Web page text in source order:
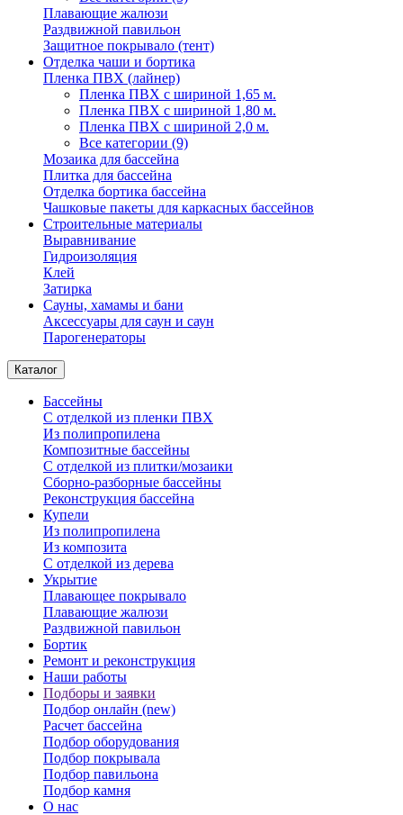
Плавающие жалюзи
Раздвижной павильон
Защитное покрывало (тент)
Отделка чаши и бортика
Пленка ПВХ (лайнер)
Пленка ПВХ с шириной 1,65 м.
Пленка ПВХ с шириной 1,80 м.
Пленка ПВХ с шириной 2,0 м.
Все категории (9)
Мозаика для бассейна
Плитка для бассейна
Отделка бортика бассейна
Чашковые пакеты для каркасных бассейнов
Строительные материалы
Выравнивание
Гидроизоляция
Клей
Затирка
Сауны, хамамы и бани
Аксессуары для саун и саун
Парогенераторы
Каталог
Бассейны
С отделкой из пленки ПВХ
Из полипропилена
Композитные бассейны
С отделкой из плитки/мозаики
Сборно-разборные бассейны
Реконструкция бассейна
Купели
Из полипропилена
Из композита
С отделкой из дерева
Укрытие
Плавающее покрывало
Плавающие жалюзи
Раздвижной павильон
Бортик
Ремонт и реконструкция
Наши работы
Подборы и заявки
Подбор онлайн (new)
Расчет бассейна
Подбор оборудования
Подбор покрывала
Подбор павильона
Подбор камня
О нас